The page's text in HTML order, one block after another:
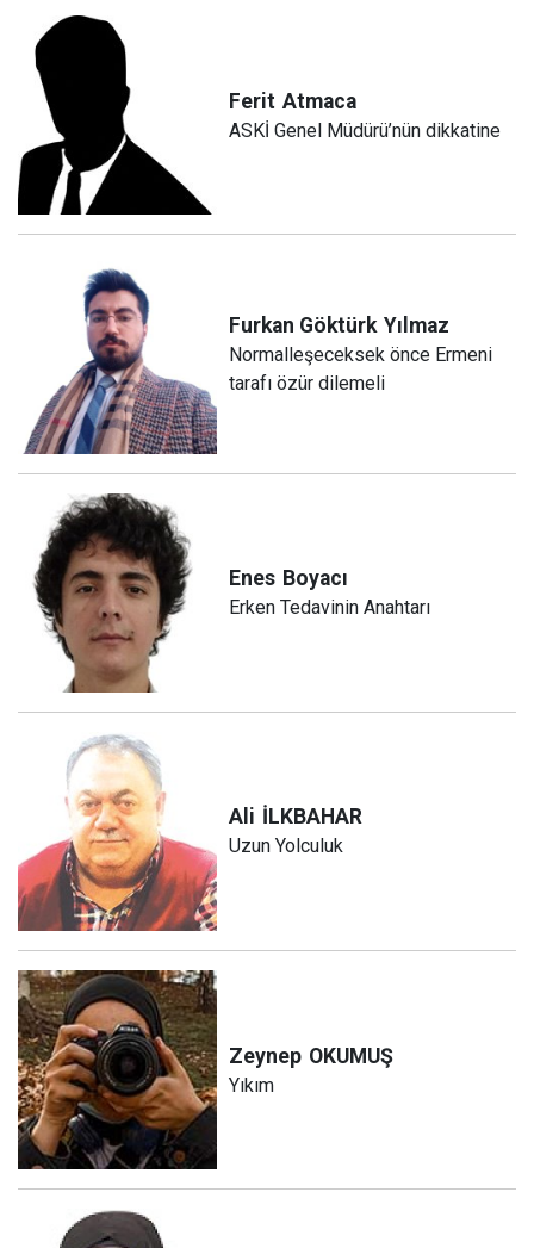
Ferit Atmaca
ASKİ Genel Müdürü’nün dikkatine
Furkan Göktürk Yılmaz
Normalleşeceksek önce Ermeni
tarafı özür dilemeli
Enes Boyacı
Erken Tedavinin Anahtarı
Ali İLKBAHAR
Uzun Yolculuk
Zeynep OKUMUŞ
Yıkım